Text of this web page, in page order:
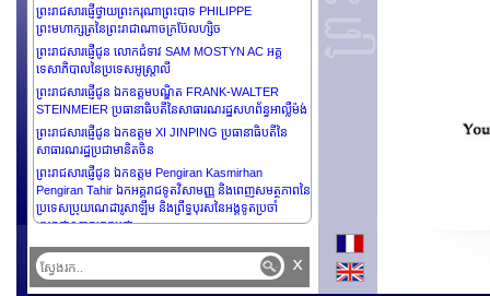
ព្រះរាជសារផ្ញើថ្វាយព្រះករុណាព្រះបាទ PHILIPPE
ព្រះមហាក្សត្រនៃព្រះរាជាណាចក្រប៊ែលហ្សិច
ព្រះរាជសារផ្ញើជូន លោកជំទាវ SAM MOSTYN AC អគ្គ
ទេសាភិបាលនៃប្រទេសអូស្រ្តាលី
ព្រះរាជសារផ្ញើជូន ឯកឧត្តមបណ្ឌិត FRANK-WALTER
STEINMEIER ប្រធានាធិបតីនៃសាធារណរដ្ឋសហព័ន្ធអាល្លឺម៉ង់
ព្រះរាជសារផ្ញើជូន ឯកឧត្តម XI JINPING ប្រធានាធិបតីនៃ
សាធារណរដ្ឋប្រជាមានិតចិន
ព្រះរាជសារផ្ញើជូន ឯកឧត្តម Pengiran Kasmirhan
Pengiran Tahir ឯកអគ្គរាជទូតវិសាមញ្ញ និងពេញសមត្ថភាពនៃ
ប្រទេសប្រុយណេដារូសាឡឹម និងព្រឹទ្ធបុរសនៃអង្គទូតប្រចាំ
ព្រះរាជាណាចក្រកម្ពុជា
ព្រះរាជសារផ្ញើថ្វាយ ព្រះករុណាព្រះបាទ HAITHAM BIN
TARIK ព្រះចៅស៊ុលតង់នៃប្រទេសអូម៉ង់
ព្រះរាជសារផ្ញើជូន ឯកឧត្តម MAHMOUD ABBAS
x